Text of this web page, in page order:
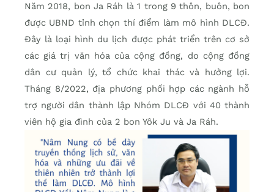
Năm 2018, bon Ja Ráh là 1 trong 9 thôn, buôn, bon
được UBND tỉnh chọn thí điểm làm mô hình DLCĐ.
Đây là loại hình du lịch được phát triển trên cơ sở
các giá trị văn hóa của cộng đồng, do cộng đồng
dân cư quản lý, tổ chức khai thác và hưởng lợi.
Tháng 8/2022, địa phương phối hợp các ngành hỗ
trợ người dân thành lập Nhóm DLCĐ với 40 thành
viên hộ gia đình của 2 bon Yôk Ju và Ja Ráh.